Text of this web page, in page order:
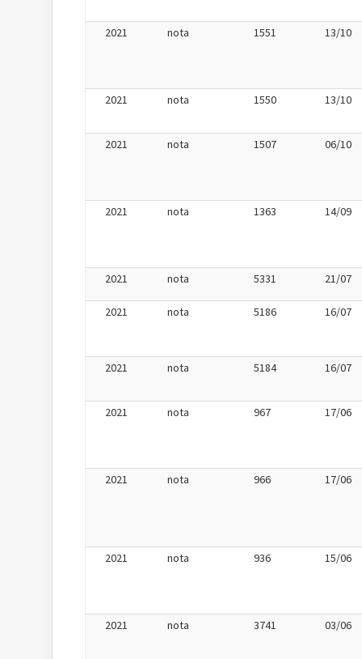
2021 nota 1551 13/10
2021 nota 1550 13/10
2021 nota 1507 06/10
2021 nota 1363 14/09
2021 nota 5331 21/07
2021 nota 5186 16/07
2021 nota 5184 16/07
2021 nota 967 17/06
2021 nota 966 17/06
2021 nota 936 15/06
2021 nota 3741 03/06